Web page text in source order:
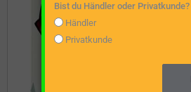
Bist du Händler oder Privatkunde?
Händler
Privatkunde